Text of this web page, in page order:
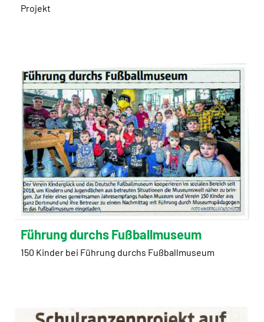
Projekt
Führung durchs Fußballmuseum
150 Kinder bei Führung durchs Fußballmuseum